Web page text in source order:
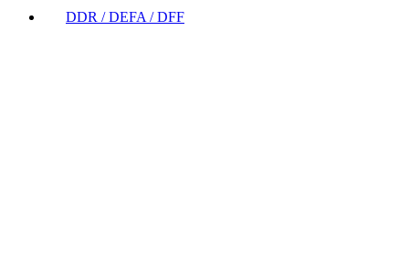
DDR / DEFA / DFF